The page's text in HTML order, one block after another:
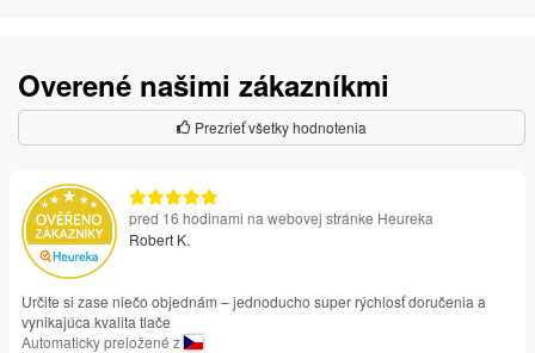
Overené našimi zákazníkmi
Prezrieť všetky hodnotenia
pred 16 hodinami na webovej stránke Heureka
Robert K.
Určite si zase niečo objednám – jednoducho super rýchlosť doručenia a
vynikajúca kvalita tlače
Automaticky preložené z